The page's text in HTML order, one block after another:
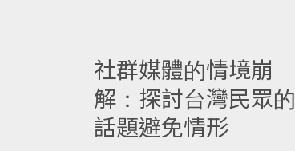
社群媒體的情境崩
解：探討台灣民眾的
話題避免情形